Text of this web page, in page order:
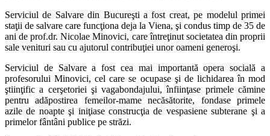
Serviciul de Salvare din Bucureşti a fost creat, pe modelul primei
staţii de salvare care funcţiona deja la Viena, şi condus timp de 35 de
ani de prof.dr. Nicolae Minovici, care întreţinut societatea din proprii
sale venituri sau cu ajutorul contribuţiei unor oameni generoşi.
Serviciul de Salvare a fost cea mai importantă opera socială a
profesorului Minovici, cel care se ocupase şi de lichidarea în mod
ştiinţific a cerşetoriei şi vagabondajului, înfiinţase primele cămine
pentru adăpostirea femeilor-mame necăsătorite, fondase primele
azile de noapte şi iniţiase construcţia de vespasiene subterane şi a
primelor fântâni publice pe străzi.